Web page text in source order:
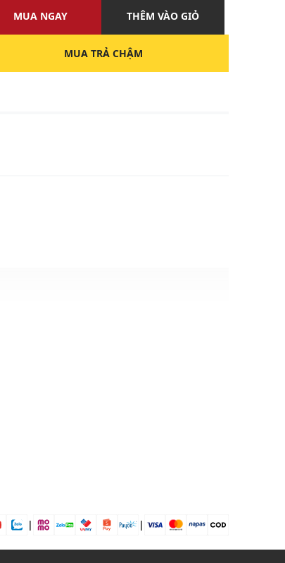
MUA NGAY THÊM VÀO GIỎ
MUA TRẢ CHẬM
| |